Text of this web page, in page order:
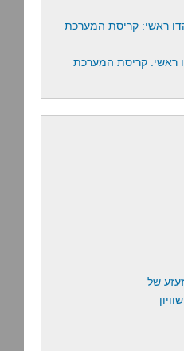
ראשי: קריסת המערכת
ראשי: קריסת המערכת
של